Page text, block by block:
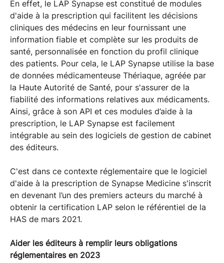
En effet, le LAP Synapse est constitué de modules
d'aide à la prescription qui facilitent les décisions
cliniques des médecins en leur fournissant une
information fiable et complète sur les produits de
santé, personnalisée en fonction du profil clinique
des patients. Pour cela, le LAP Synapse utilise la base
de données médicamenteuse Thériaque, agréée par
la Haute Autorité de Santé, pour s'assurer de la
fiabilité des informations relatives aux médicaments.
Ainsi, grâce à son API et ces modules d’aide à la
prescription, le LAP Synapse est facilement
intégrable au sein des logiciels de gestion de cabinet
des éditeurs.
C'est dans ce contexte réglementaire que le logiciel
d'aide à la prescription de Synapse Medicine s'inscrit
en devenant l’un des premiers acteurs du marché à
obtenir la certification LAP selon le référentiel de la
HAS de mars 2021.
Aider les éditeurs à remplir leurs obligations
réglementaires en 2023